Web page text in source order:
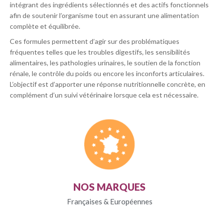
intégrant des ingrédients sélectionnés et des actifs fonctionnels
afin de soutenir l’organisme tout en assurant une alimentation
complète et équilibrée.
Ces formules permettent d’agir sur des problématiques
fréquentes telles que les troubles digestifs, les sensibilités
alimentaires, les pathologies urinaires, le soutien de la fonction
rénale, le contrôle du poids ou encore les inconforts articulaires.
L’objectif est d’apporter une réponse nutritionnelle concrète, en
complément d’un suivi vétérinaire lorsque cela est nécessaire.
NOS MARQUES
Françaises & Européennes